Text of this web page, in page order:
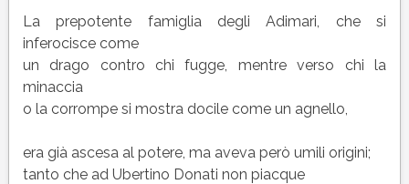
La prepotente famiglia degli Adimari, che si
inferocisce come
un drago contro chi fugge, mentre verso chi la
minaccia
o la corrompe si mostra docile come un agnello,
era già ascesa al potere, ma aveva però umili origini;
tanto che ad Ubertino Donati non piacque